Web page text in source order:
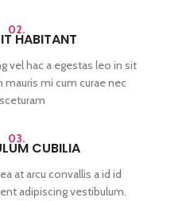
02.
HABITANT
vel hac a egestas leo in sit
mauris mi cum curae nec
03.
CUBILIA
at arcu convallis a id id
adipiscing vestibulum.